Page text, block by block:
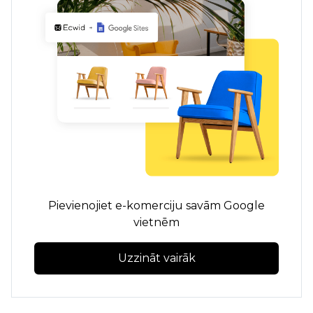
Pievienojiet e-komerciju savām Google
vietnēm
Uzzināt vairāk